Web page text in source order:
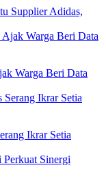
Supplier Adidas,
Warga Beri Data
Ikrar Setia